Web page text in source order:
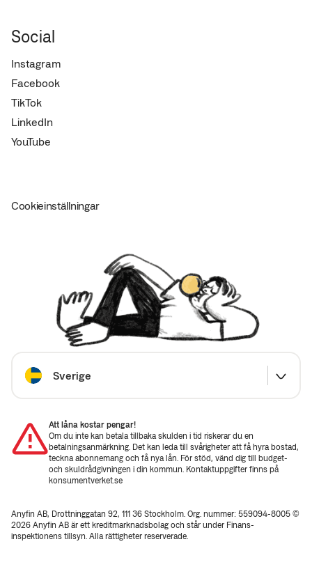
Social
Instagram
Facebook
TikTok
LinkedIn
YouTube
Cookieinställningar
Sverige
Att låna kostar pengar!
Om du inte kan betala tillbaka skulden i tid riskerar du en
betalningsanmärkning. Det kan leda till svårigheter att få hyra bostad,
teckna abonnemang och få nya lån. För stöd, vänd dig till budget-
och skuldrådgivningen i din kommun. Kontaktuppgifter finns på
konsumentverket.se
Anyfin AB, Drottninggatan 92, 111 36 Stockholm. Org. nummer: 559094-8005 ©
2026 Anyfin AB är ett kreditmarknadsbolag och står under Finans­
inspektionens tillsyn. Alla rättigheter reserverade.